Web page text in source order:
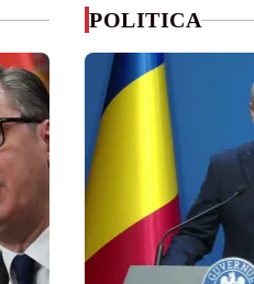
POLITICA